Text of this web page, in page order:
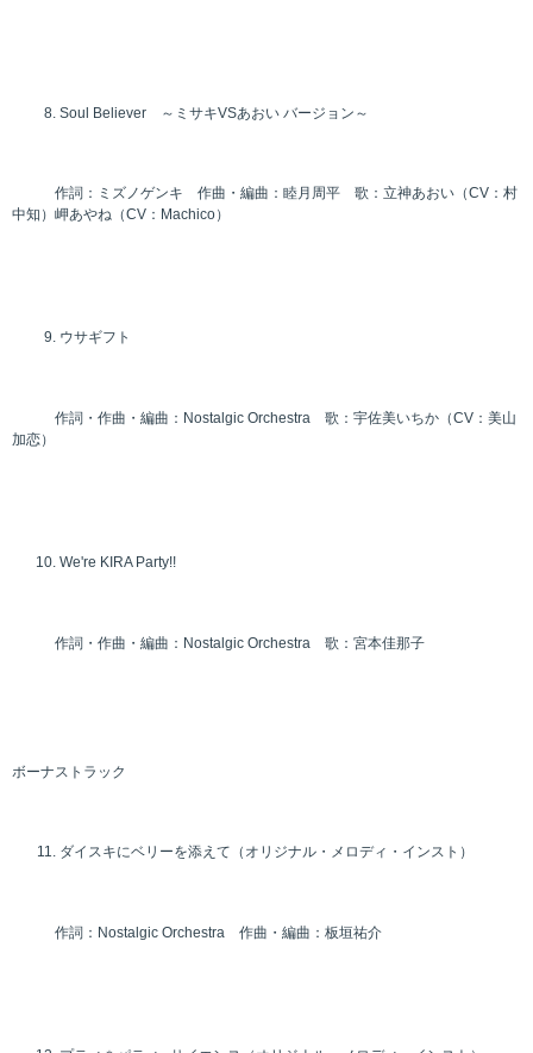
Soul Believer ～ミサキVSあおい バージョン～
作詞：ミズノゲンキ 作曲・編曲：睦月周平 歌：立神あおい（CV：村
中知）岬あやね（CV：Machico）
ウサギフト
作詞・作曲・編曲：Nostalgic Orchestra 歌：宇佐美いちか（CV：美山
加恋）
We're KIRA Party!!
作詞・作曲・編曲：Nostalgic Orchestra 歌：宮本佳那子
ボーナストラック
ダイスキにベリーを添えて（オリジナル・メロディ・インスト）
作詞：Nostalgic Orchestra 作曲・編曲：板垣祐介